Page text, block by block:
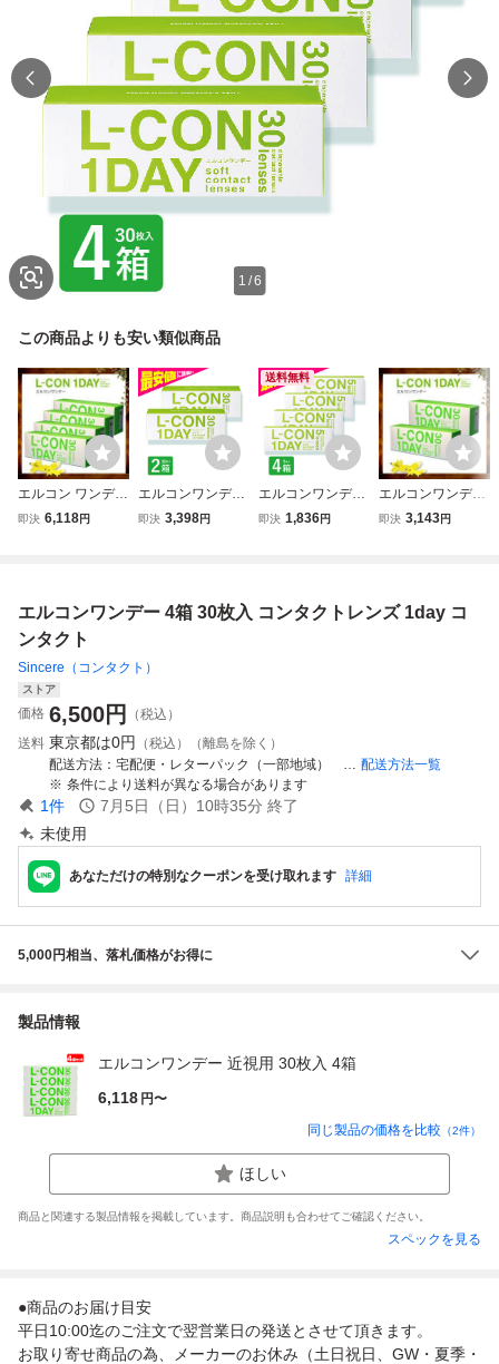
1 /6
この商品よりも安い類似商品
エルコン ワンデ
ー 4箱セット 40
ー シンシア 1日使
い捨て 30枚入
即決 6,118円
エルコンワンデー
2箱 30枚入 コンタ
即決 3,398円
送料無料
エルコンワンデー
4箱 5枚入 コンタ
即決 1,836円
エルコンワンデー
１日使い捨てコン
シア 1日使い捨て
即決 3,143円
エルコンワンデー 4箱 30枚入 コンタクトレンズ 1day コ
ンタクト
Sincere（コンタクト）
ストア
価格 6,500円
（税込）
送料 東京都は0円
（税込）（離島を除く）
配送方法
宅配便・レターパック（一部地域） ※お取り寄せ品・送料無料 配送方法一覧
条件により送料が異なる場合があります
1件 7月5日（日）10時35分 終了
未使用
あなただけの特別なクーポンを受け取れます 詳細
5,000円相当、落札価格がお得に
製品情報
エルコンワンデー 近視用 30枚入 4箱
6,118 円〜
同じ製品の価格を比較 （2件）
ほしい
商品と関連する製品情報を掲載しています。商品説明も合わせてご確認ください。
スペックを見る
●商品のお届け目安
平日10:00迄のご注文で翌営業日の発送とさせて頂きます。
お取り寄せ商品の為、メーカーのお休み（土日祝日、GW・夏季・